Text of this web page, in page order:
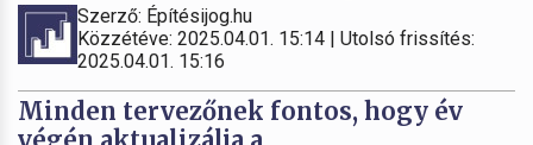
Szerző: Építésijog.hu
Közzétéve: 2025.04.01. 15:14 | Utolsó frissítés:
2025.04.01. 15:16
Minden tervezőnek fontos, hogy év